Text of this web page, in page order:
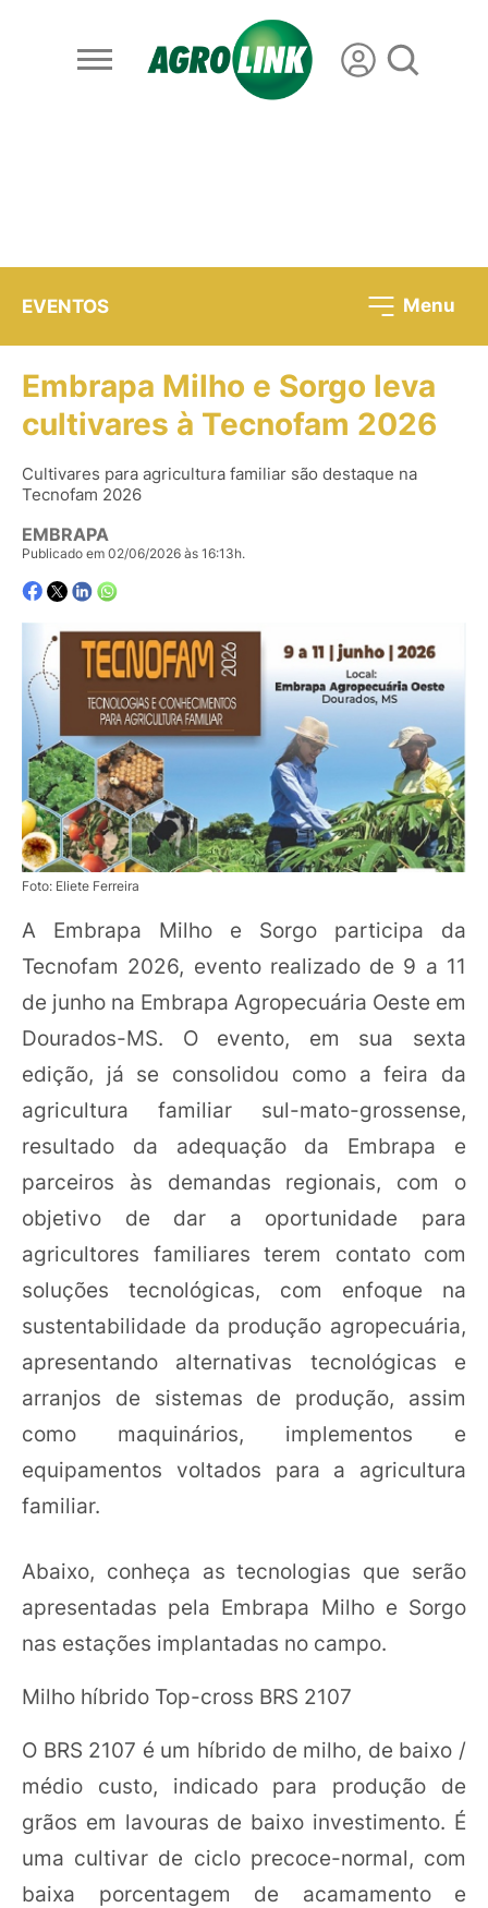
EVENTOS Menu
Embrapa Milho e Sorgo leva
cultivares à Tecnofam 2026
Cultivares para agricultura familiar são destaque na
Tecnofam 2026
EMBRAPA
Publicado em 02/06/2026 às 16:13h.
Foto: Eliete Ferreira
A Embrapa Milho e Sorgo participa da
Tecnofam 2026, evento realizado de 9 a 11
de junho na Embrapa Agropecuária Oeste em
Dourados-MS. O evento, em sua sexta
edição, já se consolidou como a feira da
agricultura familiar sul-mato-grossense,
resultado da adequação da Embrapa e
parceiros às demandas regionais, com o
objetivo de dar a oportunidade para
agricultores familiares terem contato com
soluções tecnológicas, com enfoque na
sustentabilidade da produção agropecuária,
apresentando alternativas tecnológicas e
arranjos de sistemas de produção, assim
como maquinários, implementos e
equipamentos voltados para a agricultura
familiar.
Abaixo, conheça as tecnologias que serão
apresentadas pela Embrapa Milho e Sorgo
nas estações implantadas no campo.
Milho híbrido Top-cross BRS 2107
O BRS 2107 é um híbrido de milho, de baixo /
médio custo, indicado para produção de
grãos em lavouras de baixo investimento. É
uma cultivar de ciclo precoce-normal, com
baixa porcentagem de acamamento e